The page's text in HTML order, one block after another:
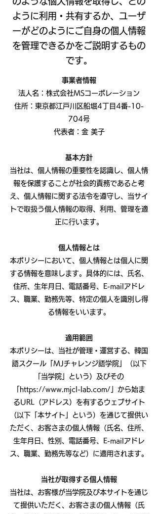
ように利用・共有するか、ユーザ
ーがどのようにご自身の個人情報
を管理できるかをご説明するもの
です。
事業者情報
法人名：株式会社MSコーポレーション
住所：東京都江戸川区船堀4丁目4番-10-
704号
代表者：金 美子
基本方針
当社は、個人情報の重要性を認識し、個人情
報を保護することが社会的責務であると考
え、個人情報に関する法令を遵守し、当サイ
トで取扱う個人情報の取得、利用、管理を適
正に行います。
個人情報とは
本ポリシーにおいて、個人情報とは個人に関
する情報を意味します。具体的には、氏名、
住所、生年月日、電話番号、E-mailアドレ
ス、職業、勤務先等、特定の個人を識別し得
る情報をいいます。
適用範囲
本ポリシーは、当社が管理・運営する、韓国
語スクール「MJチャレンジ語学院」（以下
「当学院」という）及びその
https://www.mjcl-lab.com/ 」から始ま
るURL（アドレス）を有するウェブサイト
（以下「本サイト」という）を通じて提供い
ただく、お客さまの個人情報（氏名、住所、
生年月日、性別、電話番号、E-mailアドレ
ス、職業、勤務先等など）に適用されます。
当社が取得する個人情報
当社は、お客様が当学院及び本サイトを通じ
て提供いただく、お客さまの個人情報（氏